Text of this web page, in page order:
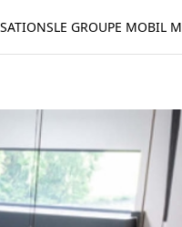
LE GROUPE MOBIL M